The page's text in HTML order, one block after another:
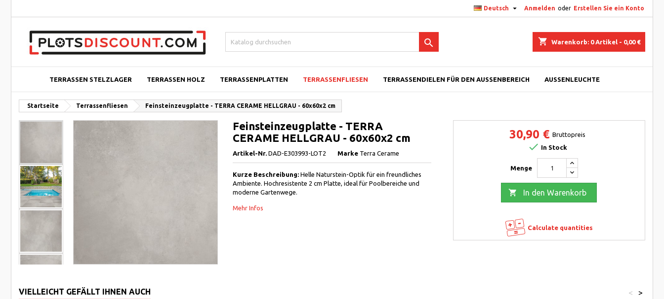
Anmelden oder Erstellen Sie ein Konto
Deutsch 
shopping_cart Warenkorb: 0Artikel - 0,00 €

TERRASSEN STELZLAGER TERRASSEN HOLZ TERRASSENPLATTEN TERRASSENFLIESEN TERRASSENDIELEN FÜR DEN AUSSENBEREICH AUSSENLEUCHTE
Startseite Terrassenfliesen Feinsteinzeugplatte - TERRA CERAME HELLGRAU - 60x60x2 cm
Feinsteinzeugplatte - TERRA
CERAME HELLGRAU - 60x60x2 cm
Artikel-Nr. DAD-E303993-LOT2 Marke Terra Cerame
Kurze Beschreibung:Helle Naturstein-Optik für ein freundliches
Ambiente. Hochresistente 2 cm Platte, ideal für Poolbereiche und
moderne Gartenwege.
Mehr Infos
30,90 € Bruttopreis
 In Stock
Menge
 In den Warenkorb
Calculate quantities
VIELLEICHT GEFÄLLT IHNEN AUCH >
<